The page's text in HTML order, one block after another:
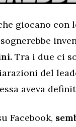
giocano
Tra i due ci
del
aveva
Facebook,